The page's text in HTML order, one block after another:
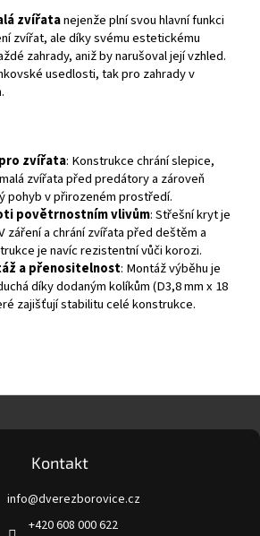
zvířatanejenže plní svou hlavní funkci
zvířat, ale díky svému estetickému
zahrady, aniž by narušoval její vzhled.
usedlosti, tak pro zahrady v
zvířata: Konstrukce chrání slepice,
zvířata před predátory a zároveň
pohyb v přirozeném prostředí.
povětrnostním vlivům: Střešní kryt je
záření a chrání zvířata před deštěm a
je navíc rezistentní vůči korozi.
a přenositelnost: Montáž výběhu je
díky dodaným kolíkům (D3,8 mm x 18
zajišťují stabilitu celé konstrukce.
Kontakt
info@dverezborovice.cz
+420 608 000 622